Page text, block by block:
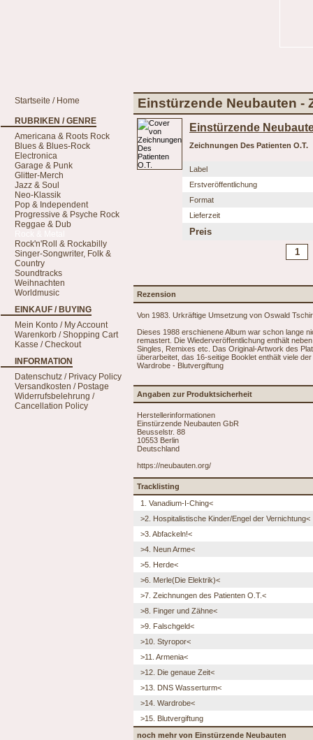
Startseite / Home
RUBRIKEN / GENRE
Americana & Roots Rock
Blues & Blues-Rock
Electronica
Garage & Punk
Glitter-Merch
Jazz & Soul
Neo-Klassik
Pop & Independent
Progressive & Psyche Rock
Reggae & Dub
Rock'n'Roll & Rockabilly
Singer-Songwriter, Folk &
Country
Soundtracks
Weihnachten
Worldmusic
EINKAUF / BUYING
Mein Konto / My Account
Warenkorb / Shopping Cart
Kasse / Checkout
INFORMATION
Datenschutz / Privacy Policy
Versandkosten / Postage
Widerrufsbelehrung /
Cancellation Policy
Einstürzende Neubauten -
Einstürzende
Zeichnungen Des Patienten O.T.
Label
Erstveröffentlichung
Format
Lieferzeit
Preis
Rezension
Von 1983. Urkräftige Umsetzung von Oswald
Dieses 1988 erschienene Album war schon lange
remastert. Die Wiederveröffentlichung enthält
Singles, Remixes etc. Das Original-Artwork des
überarbeitet, das 16-seitige Booklet enthält viele
Wardrobe - Blutvergiftung
Angaben zur Produktsicherheit
Herstellerinformationen
Einstürzende Neubauten GbR
Beusselstr. 88
10553 Berlin
Deutschland
https://neubauten.org/
Tracklisting
1. Vanadium-I-Ching<
>2. Hospitalistische Kinder/Engel der Vernichtung<
>3. Abfackeln!<
>4. Neun Arme<
>5. Herde<
>6. Merle(Die Elektrik)<
>7. Zeichnungen des Patienten O.T.<
>8. Finger und Zähne<
>9. Falschgeld<
>10. Styropor<
>11. Armenia<
>12. Die genaue Zeit<
>13. DNS Wasserturm<
>14. Wardrobe<
>15. Blutvergiftung
noch mehr von Einstürzende Neubauten